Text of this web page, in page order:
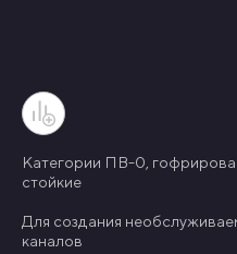
Категории ПВ-0,
стойкие
Для создания
каналов